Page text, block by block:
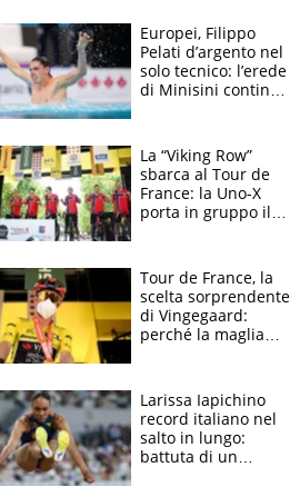
e compagni
continuare
Europei, Filippo
Pelati d’argento nel
solo tecnico: l’erede
di Minisini continua
mirino
La “Viking Row”
sbarca al Tour de
France: la Uno-X
porta in gruppo il
compagni
Tour de France, la
scelta sorprendente
di Vingegaard:
perché la maglia
rischio da evitare
Larissa Iapichino
record italiano nel
salto in lungo:
battuta di un